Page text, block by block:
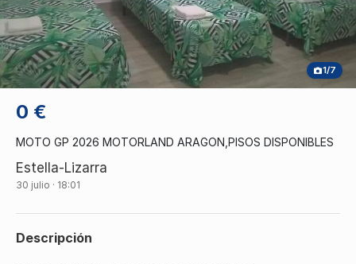
1/7
0 €
MOTO GP 2026 MOTORLAND ARAGON,PISOS DISPONIBLES
Estella-Lizarra
30 julio · 18:01
Descripción